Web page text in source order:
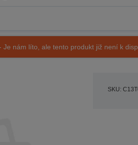
nám líto, ale tento produkt již není k
SKU: